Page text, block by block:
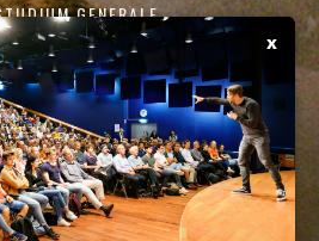
GENERALE
CONTACT
ONZE NIEUWSBRIEF:
x